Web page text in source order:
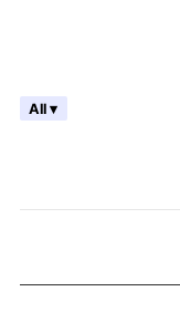
All ▾